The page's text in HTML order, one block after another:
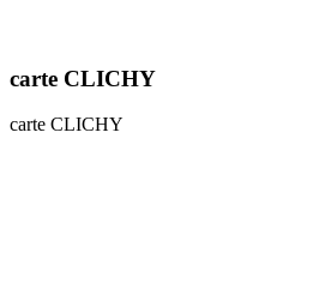
carte CLICHY
carte CLICHY